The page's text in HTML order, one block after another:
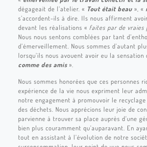
dégageait de l’atelier. « Tout était beau», «
s’accordent-ils à dire. Ils nous affirment
devant les réalisations « faites par de vraies
Nous nous sentons comblées par tant
d’émerveillement. Nous sommes d’autant
lorsqu’ils nous avouent avoir eu la sensation
comme des amis».
Nous sommes honorées que ces personnes
expérience de la vie nous expriment leur
notre engagement à promouvoir le
des déchets. Nous apprécions leur joie de
parvienne à trouver sa place auprès d’une
bien plus couramment qu’auparavant. En
tout en assistant à l’évolution de notre